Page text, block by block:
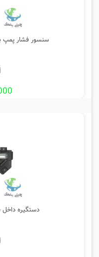
سنسور فشار پمپ
دستگیره